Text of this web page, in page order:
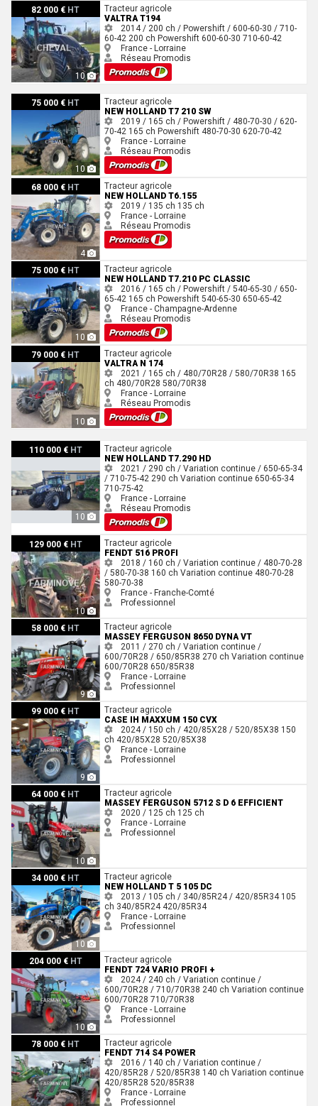
82 000 € HT
10
Valtra T194
Tracteur agricole
VALTRA T194
2014 / 200 ch / Powershift / 600-60-30 / 710-
60-42 200 ch Powershift 600-60-30 710-60-42
France - Lorraine
Réseau Promodis
75 000 € HT
10
New Holland T7 210 SW Tracteur agricole
NEW HOLLAND T7 210 SW
2019 / 165 ch / Powershift / 480-70-30 / 620-
70-42 165 ch Powershift 480-70-30 620-70-42
France - Lorraine
Réseau Promodis
68 000 € HT
4
New Holland T6.155
Tracteur agricole
NEW HOLLAND T6.155
2019 / 135 ch 135 ch
France - Lorraine
Réseau Promodis
75 000 € HT
10
New Holland T7.210 PC CLASSICTracteur agricole
NEW HOLLAND T7.210 PC CLASSIC
2016 / 165 ch / Powershift / 540-65-30 / 650-
65-42 165 ch Powershift 540-65-30 650-65-42
France - Champagne-Ardenne
Réseau Promodis
79 000 € HT
10
Valtra N 174
Tracteur agricole
VALTRA N 174
2021 / 165 ch / 480/70R28 / 580/70R38 165
ch 480/70R28 580/70R38
France - Lorraine
Réseau Promodis
110 000 € HT
10
New Holland T7.290 HD
Tracteur agricole
NEW HOLLAND T7.290 HD
2021 / 290 ch / Variation continue / 650-65-34
/ 710-75-42 290 ch Variation continue 650-65-34
710-75-42
France - Lorraine
Réseau Promodis
129 000 € HT
10
Fendt 516 PROFI
Tracteur agricole
FENDT 516 PROFI
2018 / 160 ch / Variation continue / 480-70-28
/ 580-70-38 160 ch Variation continue 480-70-28
580-70-38
France - Franche-Comté
Professionnel
58 000 € HT
9
Massey Ferguson 8650 DYNA VTTracteur agricole
MASSEY FERGUSON 8650 DYNA VT
2011 / 270 ch / Variation continue /
600/70R28 / 650/85R38 270 ch Variation continue
600/70R28 650/85R38
France - Lorraine
Professionnel
99 000 € HT
9
Case IH MAXXUM 150 CVXTracteur agricole
CASE IH MAXXUM 150 CVX
2024 / 150 ch / 420/85X28 / 520/85X38 150
ch 420/85X28 520/85X38
France - Lorraine
Professionnel
64 000 € HT
10
Massey Ferguson 5712 S D 6 EFFICIENT
Tracteur agricole
MASSEY FERGUSON 5712 S D 6 EFFICIENT
2020 / 125 ch 125 ch
France - Lorraine
Professionnel
34 000 € HT
10
New Holland T 5 105 DCTracteur agricole
NEW HOLLAND T 5 105 DC
2013 / 105 ch / 340/85R24 / 420/85R34 105
ch 340/85R24 420/85R34
France - Lorraine
Professionnel
204 000 € HT
10
Fendt 724 VARIO PROFI +Tracteur agricole
FENDT 724 VARIO PROFI +
2024 / 240 ch / Variation continue /
600/70R28 / 710/70R38 240 ch Variation continue
600/70R28 710/70R38
France - Lorraine
Professionnel
78 000 € HT
Fendt 714 S4 POWER
Tracteur agricole
FENDT 714 S4 POWER
2016 / 140 ch / Variation continue /
420/85R28 / 520/85R38 140 ch Variation continue
420/85R28 520/85R38
France - Lorraine
Professionnel